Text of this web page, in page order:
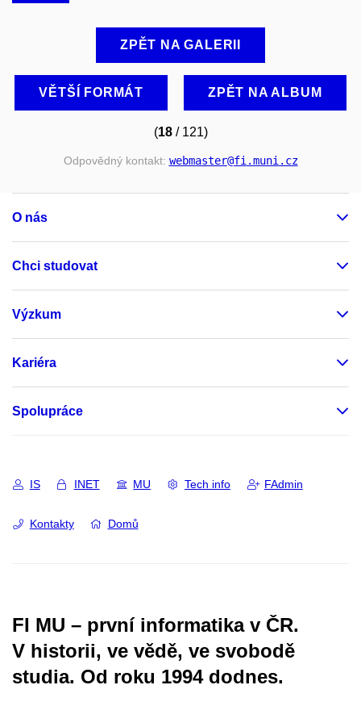
ZPĚT NA GALERII
VĚTŠÍ FORMÁT ZPĚT NA ALBUM
(18/ 121)
Odpovědný kontakt: webmaster@fi.muni.cz
O nás
Chci studovat
Výzkum
Kariéra
Spolupráce
IS INET MU Tech info FAdmin
Kontakty Domů
FI MU – první informatika v ČR.
V historii, ve vědě, ve svobodě
studia. Od roku 1994 dodnes.